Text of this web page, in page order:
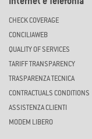
Internet e Telefonia
CHECK COVERAGE
CONCILIAWEB
QUALITY OF SERVICES
TARIFF TRANSPARENCY
TRASPARENZA TECNICA
CONTRACTUALS CONDITIONS
ASSISTENZA CLIENTI
MODEM LIBERO